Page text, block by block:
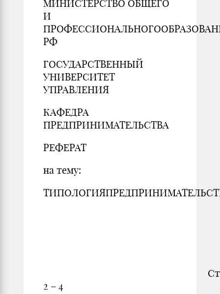
МИНИСТЕРСТВО ОБЩЕГО
И
РФ
ГОСУДАРСТВЕННЫЙ
УНИВЕРСИТЕТ
УПРАВЛЕНИЯ
КАФЕДРА
ПРЕДПРИНИМАТЕЛЬСТВА
РЕФЕРАТ
на тему:
2 – 4